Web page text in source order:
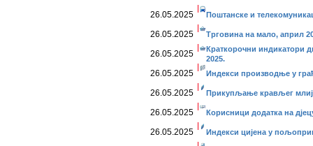
26.05.2025 Поштанске и
26.05.2025 Трговина на мало, април
26.05.2025
Краткорочни индикатори
2025.
26.05.2025 Индекси производње у
26.05.2025 Прикупљање крављег
26.05.2025 Корисници додатка на
26.05.2025 Индекси цијена у